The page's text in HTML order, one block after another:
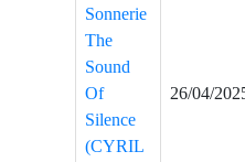
Sonnerie
The
Sound
Of
Silence
(CYRIL
26/04/